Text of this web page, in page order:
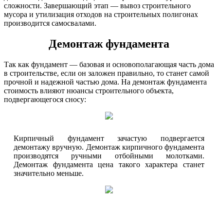
сложности. Завершающий этап — вывоз строительного
мусора и утилизация отходов на строительных полигонах
производится самосвалами.
Демонтаж фундамента
Так как фундамент — базовая и основополагающая часть дома
в строительстве, если он заложен правильно, то станет самой
прочной и надежной частью дома. На демонтаж фундамента
стоимость влияют нюансы строительного объекта,
подвергающегося сносу:
Кирпичный фундамент зачастую подвергается
демонтажу вручную. Демонтаж кирпичного фундамента
производятся ручными отбойными молотками.
Демонтаж фундамента цена такого характера станет
значительно меньше.